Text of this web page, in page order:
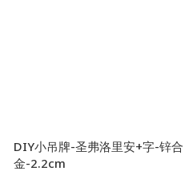
DIY小吊牌-圣弗洛里安+字-锌合
金-2.2cm